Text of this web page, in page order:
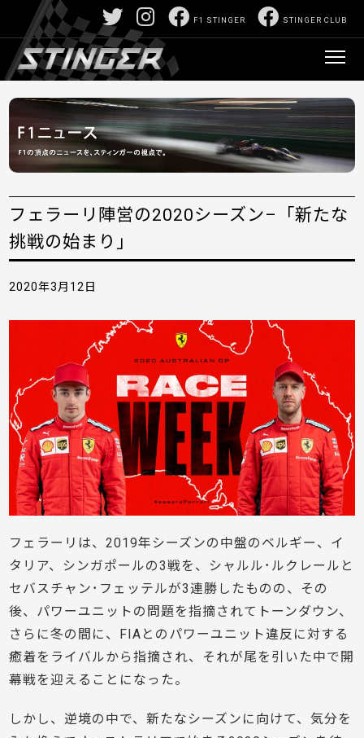
STINGER CLUB
F1 STINGER
フェラーリ陣営の2020シーズン–「新たな
挑戦の始まり」
2020年3月12日
フェラーリは、2019年シーズンの中盤のベルギー、イ
タリア、シンガポールの3戦を、シャルル･ルクレールと
セバスチャン･フェッテルが3連勝したものの、その
後、パワーユニットの問題を指摘されてトーンダウン、
さらに冬の間に、FIAとのパワーユニット違反に対する
癒着をライバルから指摘され、それが尾を引いた中で開
幕戦を迎えることになった。
しかし、逆境の中で、新たなシーズンに向けて、気分を